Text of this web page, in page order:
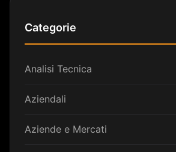
Categorie
Analisi Tecnica
Aziendali
Aziende e Mercati